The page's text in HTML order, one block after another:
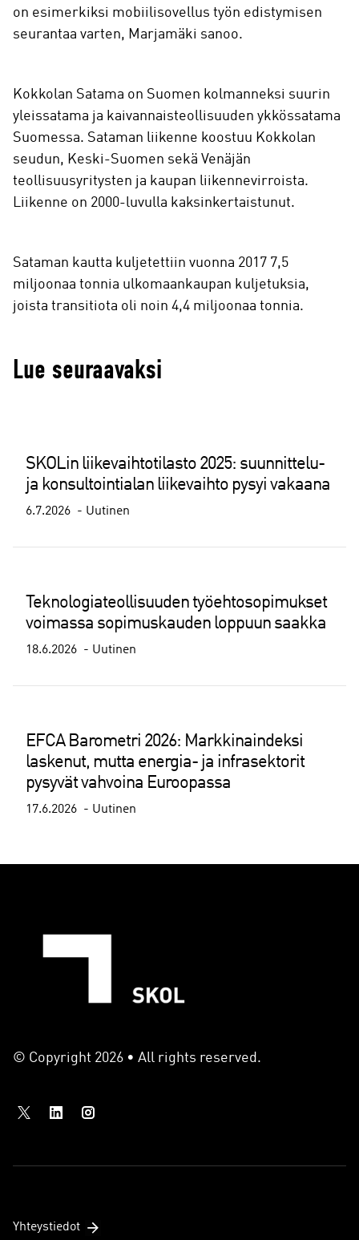
on esimerkiksi mobiilisovellus työn edistymisen
seurantaa varten, Marjamäki sanoo.
Kokkolan Satama on Suomen kolmanneksi suurin
yleissatama ja kaivannaisteollisuuden ykkössatama
Suomessa. Sataman liikenne koostuu Kokkolan
seudun, Keski-Suomen sekä Venäjän
teollisuusyritysten ja kaupan liikennevirroista.
Liikenne on 2000-luvulla kaksinkertaistunut.
Sataman kautta kuljetettiin vuonna 2017 7,5
miljoonaa tonnia ulkomaankaupan kuljetuksia,
joista transitiota oli noin 4,4 miljoonaa tonnia.
Lue seuraavaksi
SKOLin liikevaihtotilasto 2025: suunnittelu-
ja konsultointialan liikevaihto pysyi vakaana
6.7.2026 Uutinen
Teknologiateollisuuden työehtosopimukset
voimassa sopimuskauden loppuun saakka
18.6.2026 Uutinen
EFCA Barometri 2026: Markkinaindeksi
laskenut, mutta energia- ja infrasektorit
pysyvät vahvoina Euroopassa
17.6.2026 Uutinen
© Copyright 2026 • All rights reserved.
Yhteystiedot